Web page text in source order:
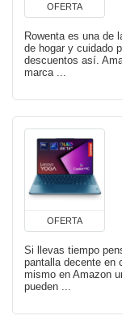
OFERTA
Rowenta es una de
de hogar y cuidado
descuentos así.
marca ...
OFERTA
Si llevas tiempo
pantalla decente en
mismo en Amazon
pueden ...